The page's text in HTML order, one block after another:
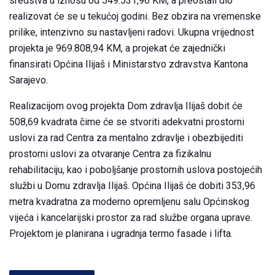
realizovat će se u tekućoj godini. Bez obzira na vremenske
prilike, intenzivno su nastavljeni radovi. Ukupna vrijednost
projekta je 969.808,94 KM, a projekat će zajednički
finansirati Općina Ilijaš i Ministarstvo zdravstva Kantona
Sarajevo.
Realizacijom ovog projekta Dom zdravlja Ilijaš dobit će
508,69 kvadrata čime će se stvoriti adekvatni prostorni
uslovi za rad Centra za mentalno zdravlje i obezbijediti
prostorni uslovi za otvaranje Centra za fizikalnu
rehabilitaciju, kao i poboljšanje prostornih uslova postojećih
službi u Domu zdravlja Ilijaš. Općina Ilijaš će dobiti 353,96
metra kvadratna za moderno opremljenu salu Općinskog
vijeća i kancelarijski prostor za rad službe organa uprave.
Projektom je planirana i ugradnja termo fasade i lifta.